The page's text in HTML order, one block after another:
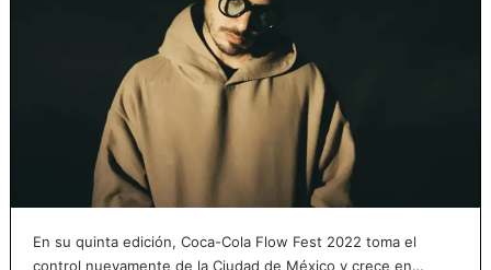
En su quinta edición, Coca-Cola Flow Fest 2022 toma el
control nuevamente de la Ciudad de México y crece en…